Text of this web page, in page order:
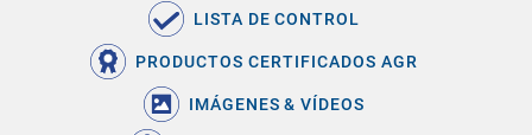
LISTA DE CONTROL
PRODUCTOS CERTIFICADOS AGR
IMÁGENES & VÍDEOS